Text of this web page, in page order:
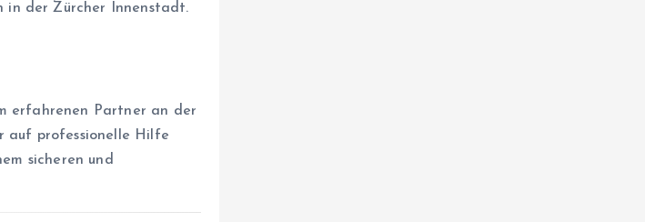
in der Zürcher Innenstadt.
erfahrenen Partner an der
auf professionelle Hilfe
sicheren und